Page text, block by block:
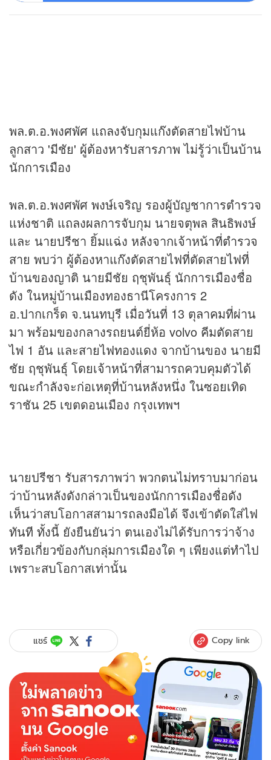
พล.ต.อ.พงศพัศ แถลงจับกุมแก๊งตัดสายไฟบ้าน
ลูกสาว 'มีชัย' ผู้ต้องหารับสารภาพ ไม่รู้ว่าเป็นบ้าน
นักการเมือง
พล.ต.อ.พงศพัศ พงษ์เจริญ รองผู้บัญชาการตำรวจ
แห่งชาติ แถลงผลการจับกุม นายจตุพล สินธิพงษ์
และ นายปรีชา ยิ้มแฉ่ง หลังจากเจ้าหน้าที่ตำรวจ
สาย พบว่า ผู้ต้องหาแก๊งตัดสายไฟที่ตัดสายไฟที่
บ้านของญาติ นายมีชัย ฤชุพันธุ์ นักการเมืองชื่อ
ดัง ในหมู่บ้านเมืองทองธานีโครงการ 2
อ.ปากเกร็ด จ.นนทบุรี เมื่อวันที่ 13 ตุลาคมที่ผ่าน
มา พร้อมของกลางรถยนต์ยี่ห้อ volvo คีมตัดสาย
ไฟ 1 อัน และสายไฟทองแดง จากบ้านของ นายมี
ชัย ฤชุพันธุ์ โดยเจ้าหน้าที่สามารถควบคุมตัวได้
ขณะกำลังจะก่อเหตุที่บ้านหลังหนึ่ง ในซอยเทิด
ราชัน 25 เขตดอนเมือง กรุงเทพฯ
นายปรีชา รับสารภาพว่า พวกตนไม่ทราบมาก่อน
ว่าบ้านหลังดังกล่าวเป็นของนักการเมืองชื่อดัง
เห็นว่าสบโอกาสสามารถลงมือได้ จึงเข้าตัดใส่ไฟ
ทันที ทั้งนี้ ยังยืนยันว่า ตนเองไม่ได้รับการว่าจ้าง
หรือเกี่ยวข้องกับกลุ่มการเมืองใด ๆ เพียงแต่ทำไป
เพราะสบโอกาสเท่านั้น
แชร์ Copy link